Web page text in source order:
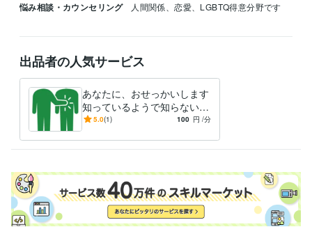
悩み相談・カウンセリング 人間関係、恋愛、LGBTQ得意分野です
出品者の人気サービス
あなたに、おせっかいします
知っているようで知らないあ
なたの魅力を引き出します！
5.0(1) 100 円 /分